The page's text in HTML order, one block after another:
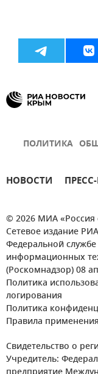
ПОЛИТИКА
НОВОСТИ
© 2026 МИА «Россия
Сетевое издание
Федеральной
информационных
(Роскомнадзор) 08
Политика
логирования
Политика
Правила
Свидетельство о
Учредитель: